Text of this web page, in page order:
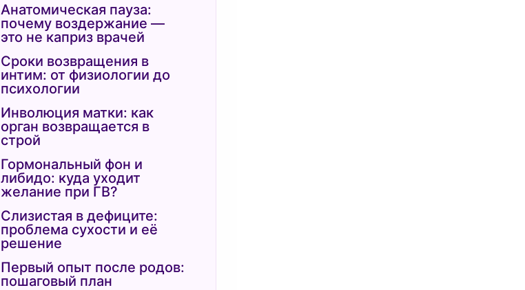
Анатомическая пауза:
почему воздержание —
это не каприз врачей
Сроки возвращения в
интим: от физиологии до
психологии
Инволюция матки: как
орган возвращается в
строй
Гормональный фон и
либидо: куда уходит
желание при ГВ?
Слизистая в дефиците:
проблема сухости и её
решение
Первый опыт после родов:
пошаговый план